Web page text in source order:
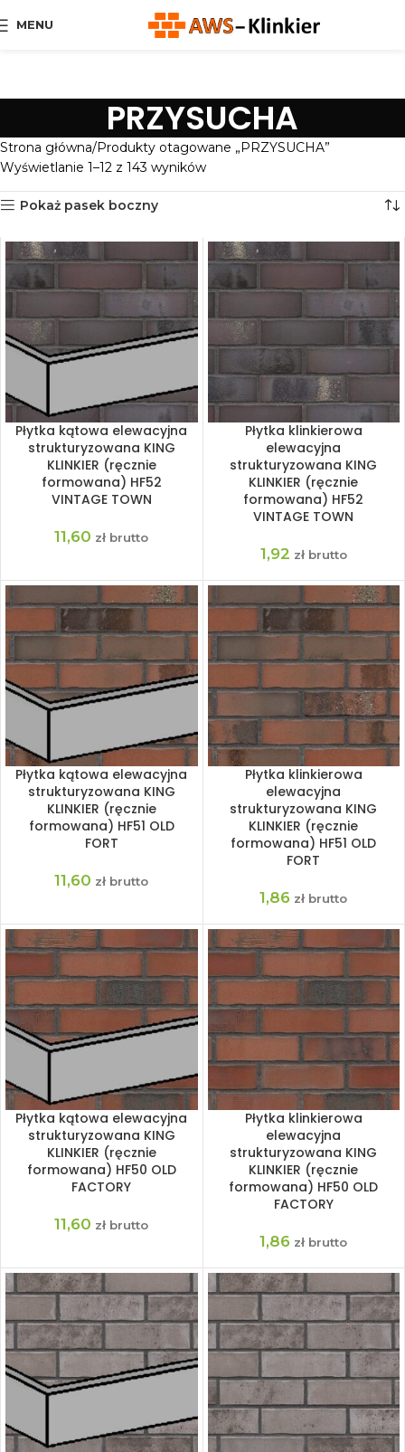
MENU
PRZYSUCHA
Strona główna Produkty otagowane „PRZYSUCHA”
Wyświetlanie 1–12 z 143 wyników
Pokaż pasek boczny
Płytka kątowa elewacyjna
strukturyzowana KING
KLINKIER (ręcznie
formowana) HF52
VINTAGE TOWN
11,60 zł brutto
Płytka klinkierowa
elewacyjna
strukturyzowana KING
KLINKIER (ręcznie
formowana) HF52
VINTAGE TOWN
1,92 zł brutto
Płytka kątowa elewacyjna
strukturyzowana KING
KLINKIER (ręcznie
formowana) HF51 OLD
FORT
11,60 zł brutto
Płytka klinkierowa
elewacyjna
strukturyzowana KING
KLINKIER (ręcznie
formowana) HF51 OLD
FORT
1,86 zł brutto
Płytka kątowa elewacyjna
strukturyzowana KING
KLINKIER (ręcznie
formowana) HF50 OLD
FACTORY
11,60 zł brutto
Płytka klinkierowa
elewacyjna
strukturyzowana KING
KLINKIER (ręcznie
formowana) HF50 OLD
FACTORY
1,86 zł brutto